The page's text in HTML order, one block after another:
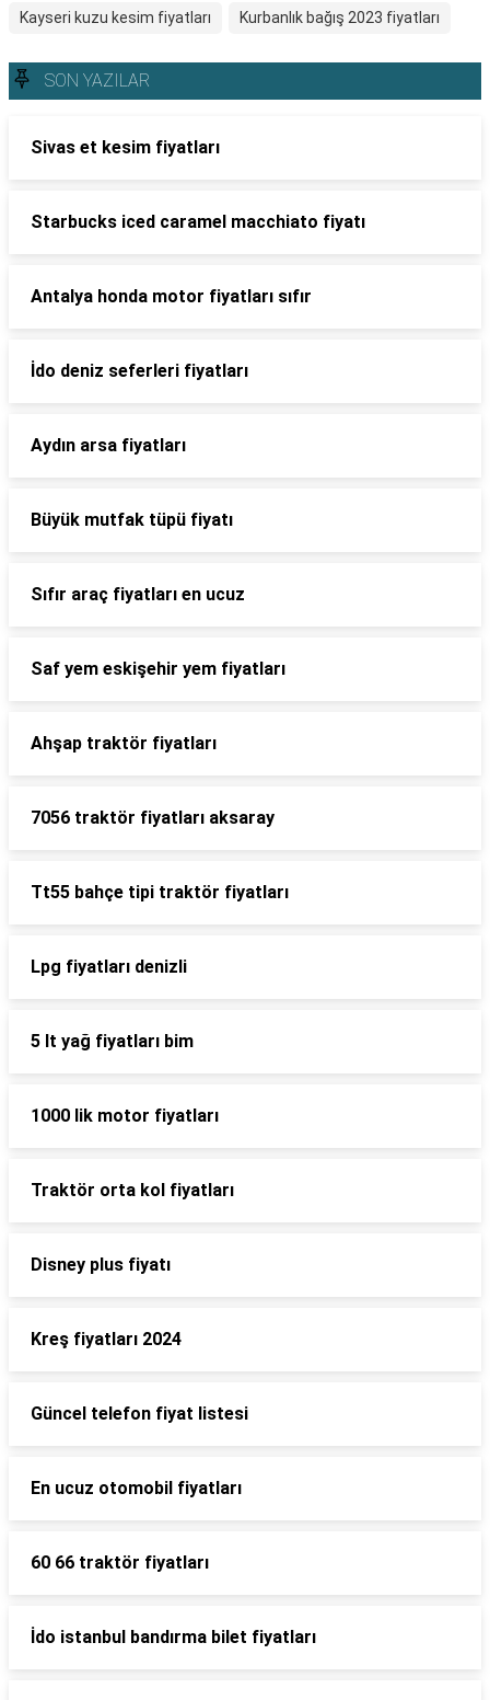
Kayseri kuzu kesim fiyatları Kurbanlık bağış 2023 fiyatları
SON YAZILAR
Sivas et kesim fiyatları
Starbucks iced caramel macchiato fiyatı
Antalya honda motor fiyatları sıfır
İdo deniz seferleri fiyatları
Aydın arsa fiyatları
Büyük mutfak tüpü fiyatı
Sıfır araç fiyatları en ucuz
Saf yem eskişehir yem fiyatları
Ahşap traktör fiyatları
7056 traktör fiyatları aksaray
Tt55 bahçe tipi traktör fiyatları
Lpg fiyatları denizli
5 lt yağ fiyatları bim
1000 lik motor fiyatları
Traktör orta kol fiyatları
Disney plus fiyatı
Kreş fiyatları 2024
Güncel telefon fiyat listesi
En ucuz otomobil fiyatları
60 66 traktör fiyatları
İdo istanbul bandırma bilet fiyatları